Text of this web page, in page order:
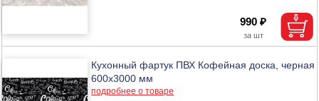
990 ₽
Кухонный фартук ПВХ Кофейная доска, черная
600х3000 мм
подробнее о товаре